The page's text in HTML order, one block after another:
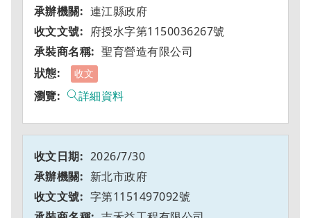
連江縣政府
府授水字第1150036267號
聖育營造有限公司
收文
詳細資料
2026/7/30
新北市政府
字第1151497092號